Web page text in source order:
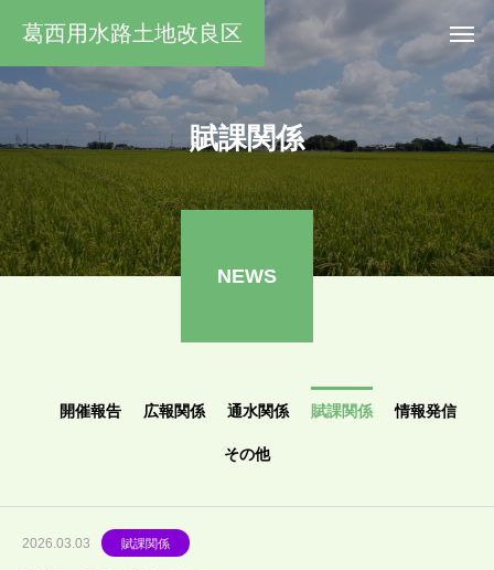
葛西用水路土地改良区
賦課関係
NEWS
開催報告 広報関係 通水関係 賦課関係 情報発信
その他
2026.03.03 賦課関係